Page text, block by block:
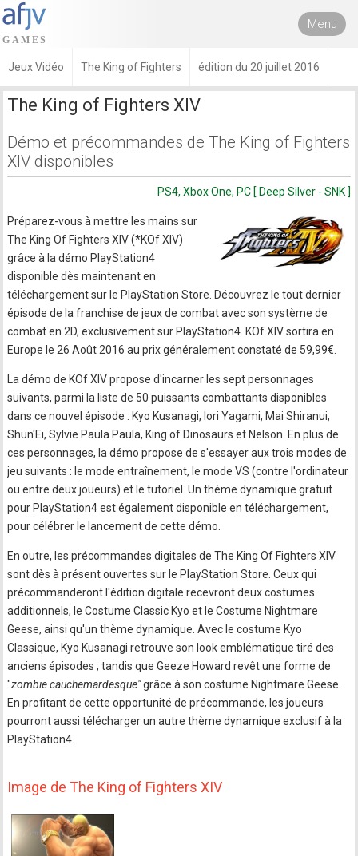
Menu
Jeux Vidéo The King of Fighters édition du 20 juillet 2016
The King of Fighters XIV
Démo et précommandes de The King of Fighters
XIV disponibles
PS4, Xbox One, PC [ Deep Silver - SNK ]
Préparez-vous à mettre les mains sur
The King Of Fighters XIV (*KOf XIV)
grâce à la démo PlayStation4
disponible dès maintenant en
téléchargement sur le PlayStation Store. Découvrez le tout dernier
épisode de la franchise de jeux de combat avec son système de
combat en 2D, exclusivement sur PlayStation4. KOf XIV sortira en
Europe le 26 Août 2016 au prix généralement constaté de 59,99€.
La démo de KOf XIV propose d'incarner les sept personnages
suivants, parmi la liste de 50 puissants combattants disponibles
dans ce nouvel épisode : Kyo Kusanagi, Iori Yagami, Mai Shiranui,
Shun'Ei, Sylvie Paula Paula, King of Dinosaurs et Nelson. En plus de
ces personnages, la démo propose de s'essayer aux trois modes de
jeu suivants : le mode entraînement, le mode VS (contre l'ordinateur
ou entre deux joueurs) et le tutoriel. Un thème dynamique gratuit
pour PlayStation4 est également disponible en téléchargement,
pour célébrer le lancement de cette démo.
En outre, les précommandes digitales de The King Of Fighters XIV
sont dès à présent ouvertes sur le PlayStation Store. Ceux qui
précommanderont l'édition digitale recevront deux costumes
additionnels, le Costume Classic Kyo et le Costume Nightmare
Geese, ainsi qu'un thème dynamique. Avec le costume Kyo
Classique, Kyo Kusanagi retrouve son look emblématique tiré des
anciens épisodes ; tandis que Geeze Howard revêt une forme de
"zombie cauchemardesque"grâce à son costume Nightmare Geese.
En profitant de cette opportunité de précommande, les joueurs
pourront aussi télécharger un autre thème dynamique exclusif à la
PlayStation4.
Image de The King of Fighters XIV